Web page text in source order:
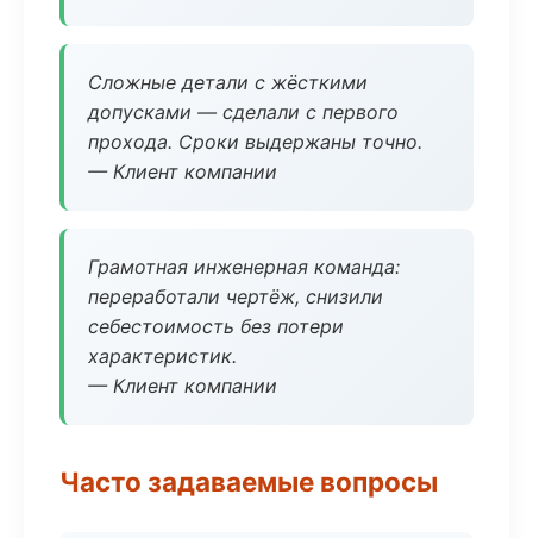
Сложные детали с жёсткими
допусками — сделали с первого
прохода. Сроки выдержаны точно.
— Клиент компании
Грамотная инженерная команда:
переработали чертёж, снизили
себестоимость без потери
характеристик.
— Клиент компании
Часто задаваемые вопросы